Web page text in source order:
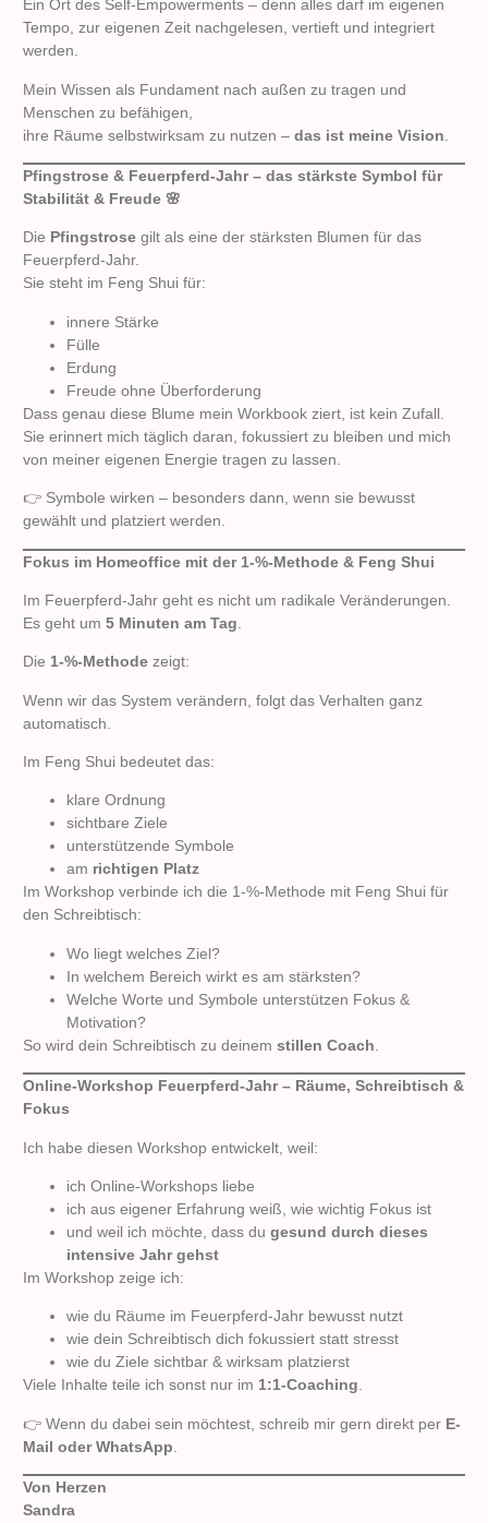
Ein Ort des Self-Empowerments – denn alles darf im eigenen
Tempo, zur eigenen Zeit nachgelesen, vertieft und integriert
werden.
Mein Wissen als Fundament nach außen zu tragen und
Menschen zu befähigen,
ihre Räume selbstwirksam zu nutzen – das ist meine Vision
Pfingstrose & Feuerpferd-Jahr – das stärkste Symbol für
Stabilität & Freude 🌸
Die Pfingstrose gilt als eine der stärksten Blumen für das
Feuerpferd-Jahr.
Sie steht im Feng Shui für:
innere Stärke
Fülle
Erdung
Freude ohne Überforderung
Dass genau diese Blume mein Workbook ziert, ist kein Zufall.
Sie erinnert mich täglich daran, fokussiert zu bleiben und mich
von meiner eigenen Energie tragen zu lassen.
👉 Symbole wirken – besonders dann, wenn sie bewusst
gewählt und platziert werden.
Fokus im Homeoffice mit der 1-%-Methode & Feng Shui
Im Feuerpferd-Jahr geht es nicht um radikale Veränderungen.
Es geht um 5 Minuten am Tag
Die 1-%-Methode zeigt:
Wenn wir das System verändern, folgt das Verhalten ganz
automatisch.
Im Feng Shui bedeutet das:
klare Ordnung
sichtbare Ziele
unterstützende Symbole
am richtigen Platz
Im Workshop verbinde ich die 1-%-Methode mit Feng Shui für
den Schreibtisch:
Wo liegt welches Ziel?
In welchem Bereich wirkt es am stärksten?
Welche Worte und Symbole unterstützen Fokus &
Motivation?
So wird dein Schreibtisch zu deinem stillen Coach
Online-Workshop Feuerpferd-Jahr – Räume, Schreibtisch &
Fokus
Ich habe diesen Workshop entwickelt, weil:
ich Online-Workshops liebe
ich aus eigener Erfahrung weiß, wie wichtig Fokus ist
und weil ich möchte, dass du gesund durch dieses
intensive Jahr gehst
Im Workshop zeige ich:
wie du Räume im Feuerpferd-Jahr bewusst nutzt
wie dein Schreibtisch dich fokussiert statt stresst
wie du Ziele sichtbar & wirksam platzierst
Viele Inhalte teile ich sonst nur im 1:1-Coaching.
👉 Wenn du dabei sein möchtest, schreib mir gern direkt per E-
Mail oder WhatsApp
Von Herzen
Sandra